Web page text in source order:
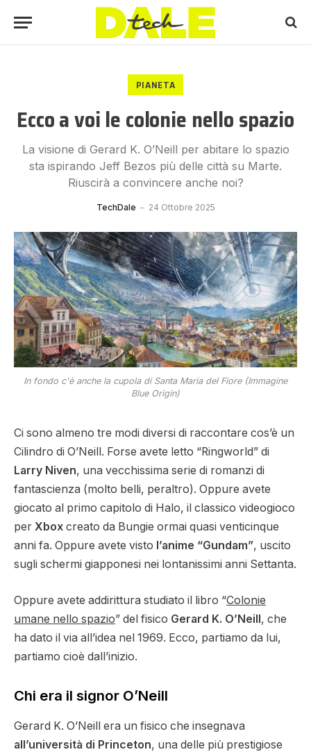
PIANETA
Ecco a voi le colonie nello spazio
La visione di Gerard K. O’Neill per abitare lo spazio
sta ispirando Jeff Bezos più delle città su Marte.
Riuscirà a convincere anche noi?
TechDale 24 Ottobre 2025
In fondo c'è anche la cupola di Santa Maria del Fiore (Immagine
Blue Origin)
Ci sono almeno tre modi diversi di raccontare cos’è un
Cilindro di O’Neill. Forse avete letto “Ringworld” di
Larry Niven, una vecchissima serie di romanzi di
fantascienza (molto belli, peraltro). Oppure avete
giocato al primo capitolo di Halo, il classico videogioco
per Xbox creato da Bungie ormai quasi venticinque
anni fa. Oppure avete visto l’anime “Gundam”, uscito
sugli schermi giapponesi nei lontanissimi anni Settanta.
Oppure avete addirittura studiato il libro “Colonie
umane nello spazio” del fisico Gerard K. O’Neill, che
ha dato il via all’idea nel 1969. Ecco, partiamo da lui,
partiamo cioè dall’inizio.
Chi era il signor O’Neill
Gerard K. O’Neill era un fisico che insegnava
all’università di Princeton, una delle più prestigiose